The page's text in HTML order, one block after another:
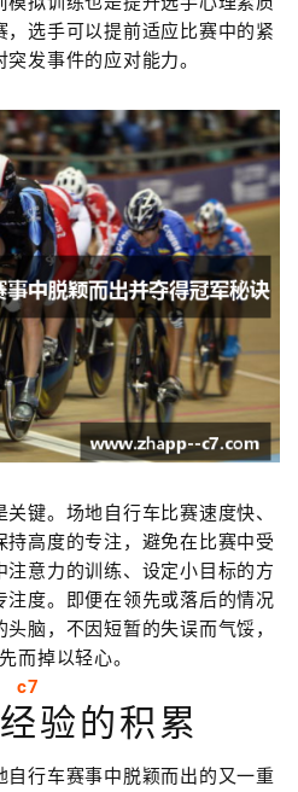
选手可以提前适应比赛中的紧
发事件的应对能力。
键。场地自行车比赛速度快、
高度的专注，避免在比赛中受
意力的训练、设定小目标的方
度。即便在领先或落后的情况
脑，不因短暂的失误而气馁，
而掉以轻心。
c7
验的积累
自行车赛事中脱颖而出的又一重